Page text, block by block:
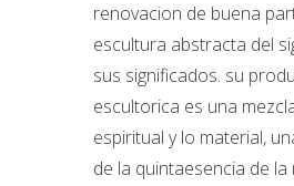
renovacion de buena
escultura abstracta del
sus significados. su
escultorica es una
espiritual y lo material,
de la quintaesencia de